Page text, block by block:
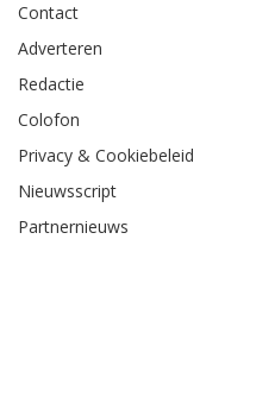
Contact
Adverteren
Redactie
Colofon
Privacy & Cookiebeleid
Nieuwsscript
Partnernieuws